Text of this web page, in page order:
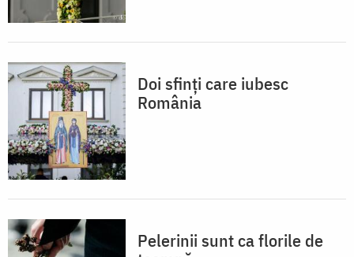
Doi sfinți care iubesc
România
Pelerinii sunt ca florile de